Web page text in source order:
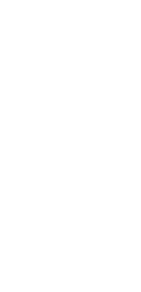
y decoración.